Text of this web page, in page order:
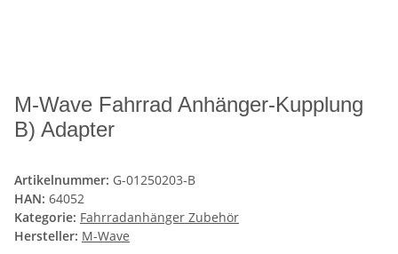
M-Wave Fahrrad Anhänger-Kupplung
B) Adapter
Artikelnummer: G-01250203-B
HAN: 64052
Kategorie: Fahrradanhänger Zubehör
Hersteller: M-Wave